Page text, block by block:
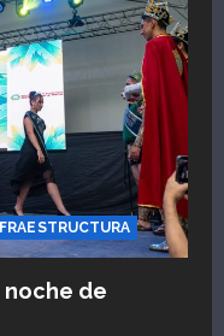
noche de